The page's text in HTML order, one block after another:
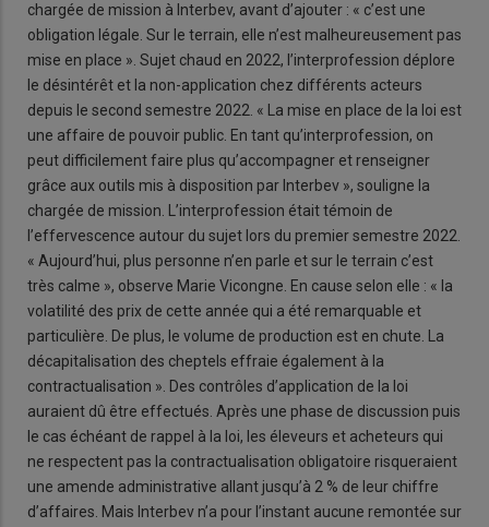
chargée de mission à Interbev, avant d’ajouter : « c’est une
obligation légale. Sur le terrain, elle n’est malheureusement pas
mise en place ». Sujet chaud en 2022, l’interprofession déplore
le désintérêt et la non-application chez différents acteurs
depuis le second semestre 2022. « La mise en place de la loi est
une affaire de pouvoir public. En tant qu’interprofession, on
peut difficilement faire plus qu’accompagner et renseigner
grâce aux outils mis à disposition par Interbev », souligne la
chargée de mission. L’interprofession était témoin de
l’effervescence autour du sujet lors du premier semestre 2022.
« Aujourd’hui, plus personne n’en parle et sur le terrain c’est
très calme », observe Marie Vicongne. En cause selon elle : « la
volatilité des prix de cette année qui a été remarquable et
particulière. De plus, le volume de production est en chute. La
décapitalisation des cheptels effraie également à la
contractualisation ». Des contrôles d’application de la loi
auraient dû être effectués. Après une phase de discussion puis
le cas échéant de rappel à la loi, les éleveurs et acheteurs qui
ne respectent pas la contractualisation obligatoire risqueraient
une amende administrative allant jusqu’à 2 % de leur chiffre
d’affaires. Mais Interbev n’a pour l’instant aucune remontée sur